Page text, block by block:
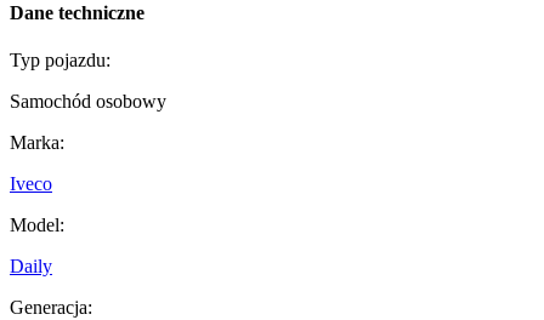
Dane techniczne
Typ pojazdu:
Samochód osobowy
Marka:
Iveco
Model:
Daily
Generacja: